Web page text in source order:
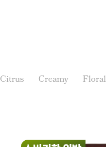
Citrus Creamy Floral